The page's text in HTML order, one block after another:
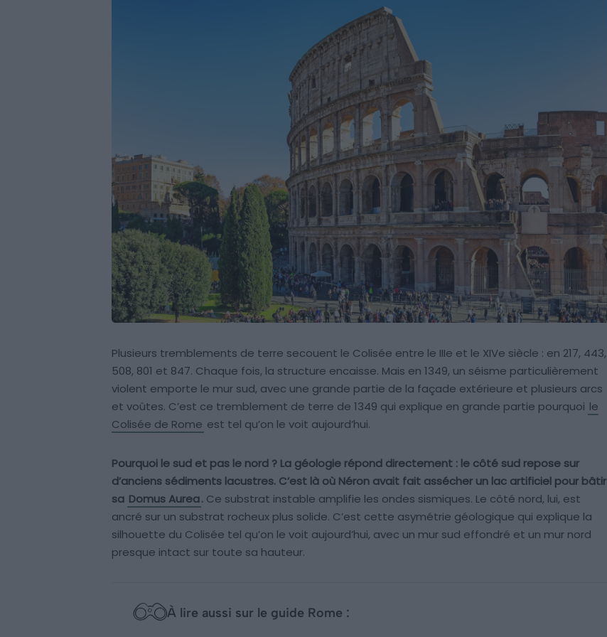
Plusieurs tremblements de terre secouent le Colisée entre le IIIe et le XIVe siècle : en 217, 443,
508, 801 et 847. Chaque fois, la structure encaisse. Mais en 1349, un séisme particulièrement
violent emporte le mur sud, avec une grande partie de la façade extérieure et plusieurs arcs
et voûtes. C’est ce tremblement de terre de 1349 qui explique en grande partie pourquoi le
Colisée de Rome est tel qu’on le voit aujourd’hui.
Pourquoi le sud et pas le nord ? La géologie répond directement : le côté sud repose sur
d’anciens sédiments lacustres. C’est là où Néron avait fait assécher un lac artificiel pour bâtir
sa Domus Aurea. Ce substrat instable amplifie les ondes sismiques. Le côté nord, lui, est
ancré sur un substrat rocheux plus solide. C’est cette asymétrie géologique qui explique la
silhouette du Colisée tel qu’on le voit aujourd’hui, avec un mur sud effondré et un mur nord
presque intact sur toute sa hauteur.
À lire aussi sur le guide Rome :